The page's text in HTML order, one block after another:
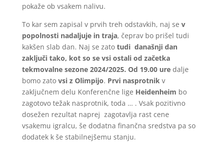
pokaže ob vsakem nalivu.
To kar sem zapisal v prvih treh odstavkih, naj se v
popolnosti nadaljuje in traja, čeprav bo prišel tudi
kakšen slab dan. Naj se zato tudi današnji dan
zaključi tako, kot so se vsi ostali od začetka
tekmovalne sezone 2024/2025. Od 19.00 uredalje
bomo zato vsi z Olimpijo. Prvi nasprotnikv
zaključnem delu Konferenčne lige Heidenheim bo
zagotovo težak nasprotnik, toda … . Vsak pozitivno
dosežen rezultat naprej zagotavlja rast cene
vsakemu igralcu, še dodatna finančna sredstva pa so
dodatek k še stabilnejšemu stanju.